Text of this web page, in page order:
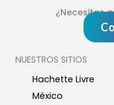
¿Necesitas
NUESTROS SITIOS
Hachette Livre
México